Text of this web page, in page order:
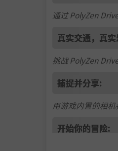
通过 PolyZen
真实交通，真
挑战 PolyZen
捕捉并分享:
用游戏内置的相
开始你的冒险: